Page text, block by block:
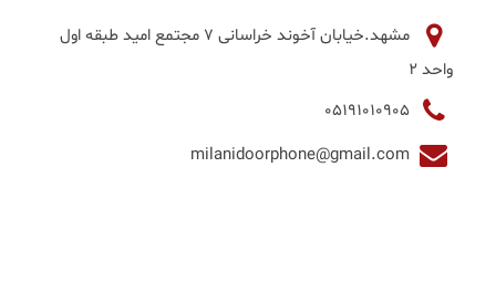
مشهد.خیابان آخوند خراسانی 7 مجتمع امید طبقه اول
واحد 2